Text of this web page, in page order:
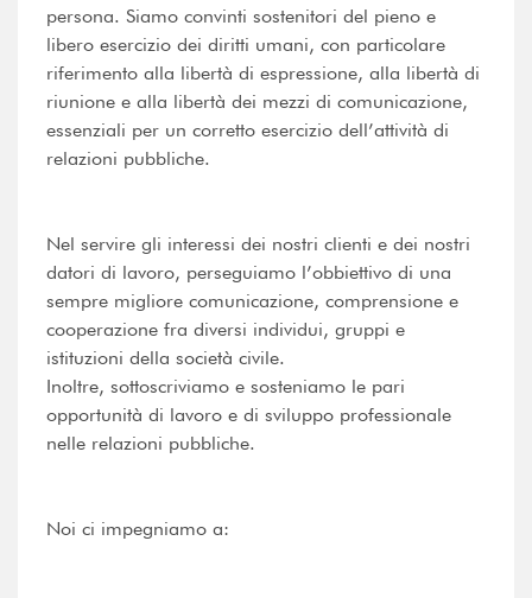
persona. Siamo convinti sostenitori del pieno e
libero esercizio dei diritti umani, con particolare
riferimento alla libertà di espressione, alla libertà di
riunione e alla libertà dei mezzi di comunicazione,
essenziali per un corretto esercizio dell’attività di
relazioni pubbliche.
Nel servire gli interessi dei nostri clienti e dei nostri
datori di lavoro, perseguiamo l’obbiettivo di una
sempre migliore comunicazione, comprensione e
cooperazione fra diversi individui, gruppi e
istituzioni della società civile.
Inoltre, sottoscriviamo e sosteniamo le pari
opportunità di lavoro e di sviluppo professionale
nelle relazioni pubbliche.
Noi ci impegniamo a: